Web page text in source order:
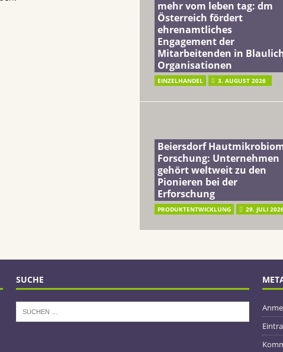
mehr vom leben tag: dm
Österreich fördert
ehrenamtliches
Engagement der
Mitarbeitenden in
Organisationen
EINZELHANDEL 3. AUGUST 2026
Beiersdorf
Forschung: Unternehmen
gehört weltweit zu den
Pionieren bei der
Erforschung
PRODUKTENTWICKLUNG 29. JULI
SUCHE